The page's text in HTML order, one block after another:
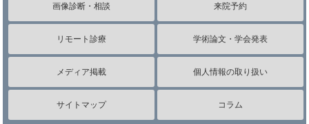
画像診断・相談 来院予約
リモート診療 学術論文・学会発表
メディア掲載 個人情報の取り扱い
サイトマップ コラム